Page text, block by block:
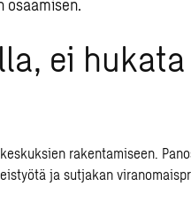
osaamisen.
ei hukata
rakentamiseen.
ja sutjakan